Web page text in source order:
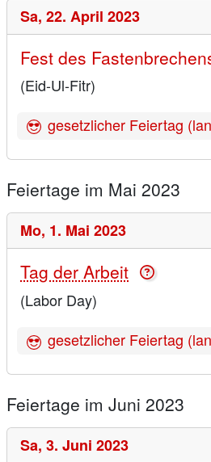
Sa, 22. April 2023
Fest des
(Eid-Ul-Fitr)
gesetzlicher Feiertag
Feiertage im Mai 2023
Mo, 1. Mai 2023
Tag der Arbeit
(Labor Day)
gesetzlicher Feiertag
Feiertage im Juni 2023
Sa, 3. Juni 2023